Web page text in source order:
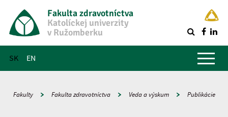
Fakulta zdravotníctva
Katolíckej univerzity
v Ružomberku
SK EN
Hlavné menu
Fakulty Fakulta zdravotníctva Veda a výskum Publikácie